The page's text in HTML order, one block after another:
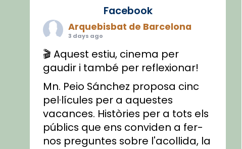
Facebook
Arquebisbat de Barcelona
3 days ago
🎬 Aquest estiu, cinema per
gaudir i també per reflexionar!
Mn. Peio Sánchez proposa cinc
pel·lícules per a aquestes
vacances. Històries per a tots els
públics que ens conviden a fer-
nos preguntes sobre l'acollida, la